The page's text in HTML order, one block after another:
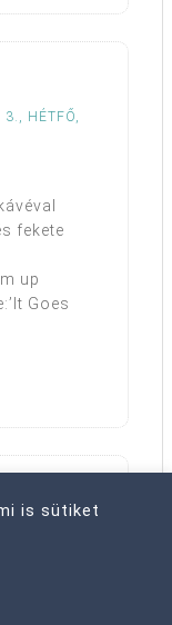
3., HÉTFŐ,
fekete
up
Goes
HÉTFŐ,
is sütiket